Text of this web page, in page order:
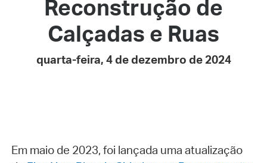
Reconstrução de
Calçadas e Ruas
quarta-feira, 4 de dezembro de 2024
Em maio de 2023, foi lançada uma atualização